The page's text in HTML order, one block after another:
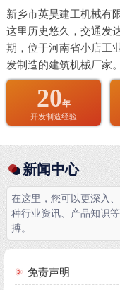
新乡市英昊建工机械有
这里历史悠久，交通发
期，位于河南省小店工
发制造的建筑机械厂家
20年
开发制造经验
新闻中心
在这里，您可以更深入
种行业资讯、产品知识
搏。
免责声明